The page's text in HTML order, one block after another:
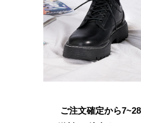
ご注文確定から